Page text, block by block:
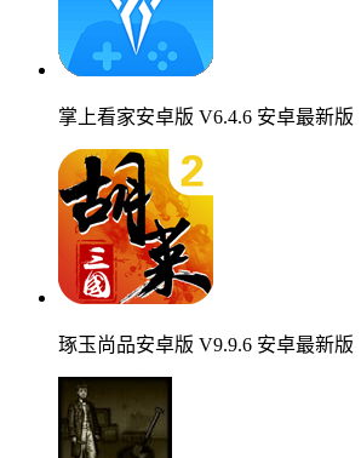
掌上看家安卓版 V6.4.6 安卓最新版
琢玉尚品安卓版 V9.9.6 安卓最新版